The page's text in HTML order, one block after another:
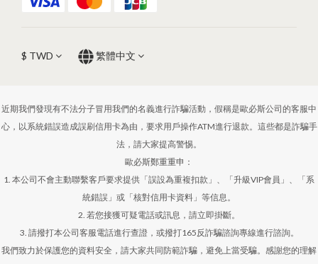
$ TWD 繁體中文
近期我們發現有不法分子冒用我們的名義進行詐騙活動，假稱是歐必斯公司的客服中
心，以系統錯誤造成誤刷信用卡為由，要求用戶操作ATM進行退款。這些都是詐騙手
法，請大家提高警惕。
歐必斯鄭重重申：
1. 本公司不會主動聯繫客戶要求提供「誤設為重複扣款」、「升級VIP會員」、「系
統錯誤」或「核對信用卡資料」等信息。
2. 若您接獲可疑電話或訊息，請立即掛斷。
3. 請撥打本公司客服電話進行查證，或撥打165反詐騙諮詢專線進行諮詢。
我們致力於保護您的資料安全，請大家共同防範詐騙，避免上當受騙。感謝您的理解